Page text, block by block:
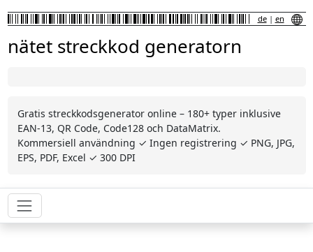
de| en
nätet streckkod generatorn
Gratis streckkodsgenerator online – 180+ typer inklusive
EAN-13, QR Code, Code128 och DataMatrix.
Kommersiell användning ✓ Ingen registrering ✓ PNG, JPG,
EPS, PDF, Excel ✓ 300 DPI